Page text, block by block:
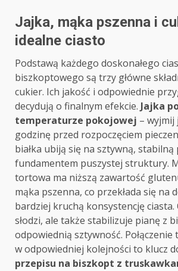
Jajka, mąka pszenna i
idealne ciasto
Podstawą każdego doskonałego
biszkoptowego są trzy główne
cukier. Ich jakość i odpowiednie
decydują o finalnym efekcie. Jajka
temperaturze pokojowej – wyjmij
godzinę przed rozpoczęciem
białka ubiją się na sztywną,
fundamentem puszystej struktury.
tortowa ma niższą zawartość
mąka pszenna, co przekłada się na
bardziej kruchą konsystencję
słodzi, ale także stabilizuje pianę z
odpowiednią sztywność. Połączenie
w odpowiedniej kolejności to klucz
przepisu na biszkopt z